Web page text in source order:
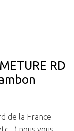
RD
de la France